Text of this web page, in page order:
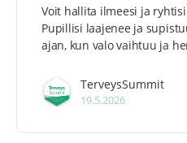
Voit hallita ilmeesi ja
Pupillisi laajenee ja
ajan, kun valo vaihtuu ja
TerveysSummit
19.5.2026